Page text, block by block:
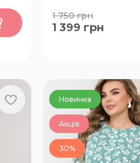
54
1 750грн
1 399 грн
Новинка
Акція
30%